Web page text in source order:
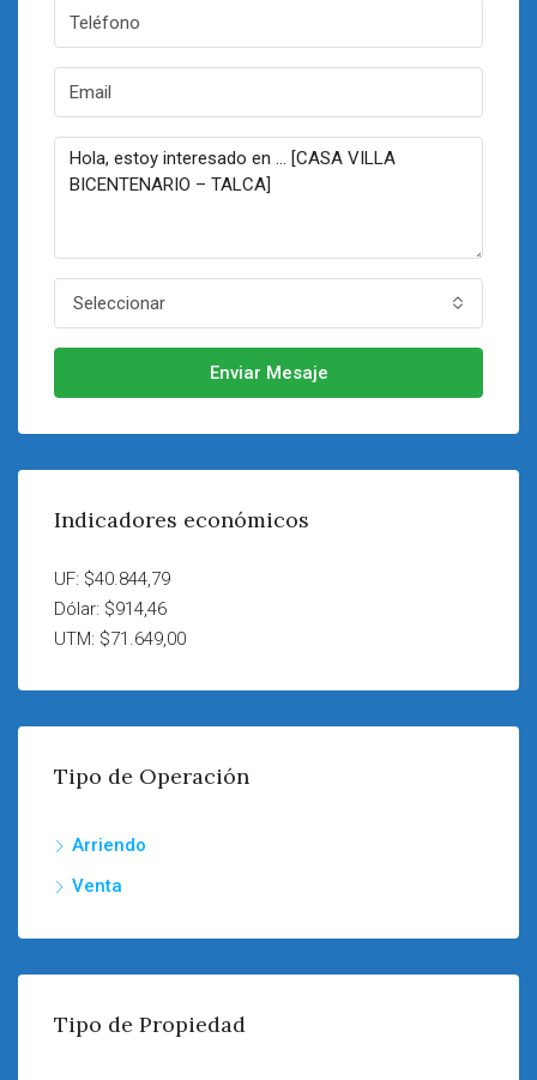
Seleccionar
Enviar Mesaje
Indicadores económicos
UF: $40.844,79
Dólar: $914,46
UTM: $71.649,00
Tipo de Operación
Arriendo
Venta
Tipo de Propiedad